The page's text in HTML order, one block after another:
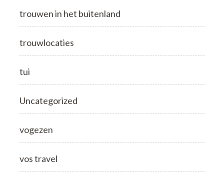
trouwen in het buitenland
trouwlocaties
tui
Uncategorized
vogezen
vos travel